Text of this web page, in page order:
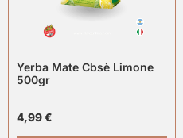
Yerba Mate Cbsè Limone
500gr
4,99€